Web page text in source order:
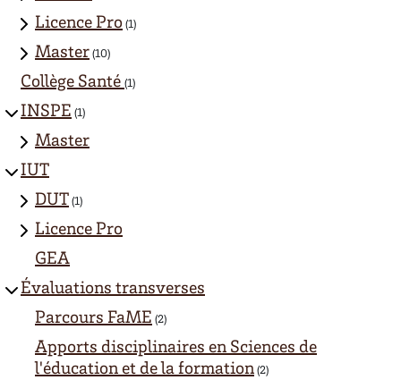
Licence Pro (1)
Master (10)
Collège Santé(1)
INSPE (1)
Master
IUT
DUT (1)
Licence Pro
GEA
Évaluations transverses
Parcours FaME (2)
Apports disciplinaires en Sciences de
l'éducation et de la formation (2)